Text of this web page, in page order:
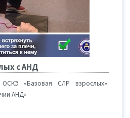
с АНД
«Базовая СЛР взрослых».
АНД»